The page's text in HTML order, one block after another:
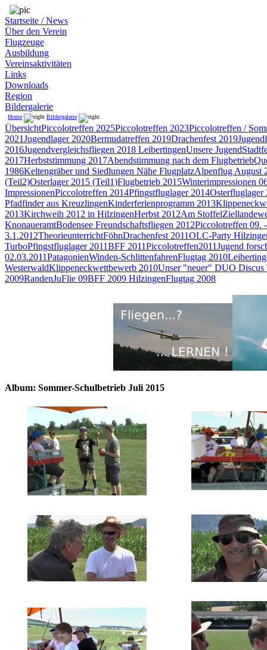
Startseite / News
Über den Verein
Flugzeuge
Ausbildung
Vereinsaktivitäten
Links
Downloads
Region
Bildergalerie
Home Bildergalerie
ÜbersichtPiccolotreffen 2025Piccolotreffen 2023Piccolotreffen /
2021Jugendlager 2020Bermudatreffen 2019Drachenfest 2019
2016Jugendvergleichsfliegen 2018 LeibertingenUnsere Jugend
2017Herbststimmung 2017Abendstimmung nach dem Flugbetrieb
1986Keltengräber und Siedlungen Nähe FlugplatzAlpenflug August
(Teil2)Osterlager 2015 (Teil1)Flugbetrieb 2015Winterimpressionen
ImpressionenPiccolotreffen 2014Pfingstfluglager 2014Osterfluglager
Pfadfinder aus KreuzlingenKinderferienprogramm 2013
2013Kirchweih 2012 in HilzingenHerbst 2012Am Stoffel
KnonaueramtBodensee Freundschaftsfliegen 2012Piccolotreffen 09.
3.1.2012TheorieunterrichtFöhnDrachenfest 2011OLC-Party
TurboPfingstfluglager 2011BFF 2011Piccolotreffen2011Jugend
02.03.2011PatagonienWinden-SchlittenfahrenFlugtag 2010
WesterwaldKlippeneckwettbewerb 2010Unser "neuer" DUO Discus
2009RandenJuFlie 09BFF 2009 HilzingenFlugtag 2008
Album: Sommer-Schulbetrieb Juli 2015